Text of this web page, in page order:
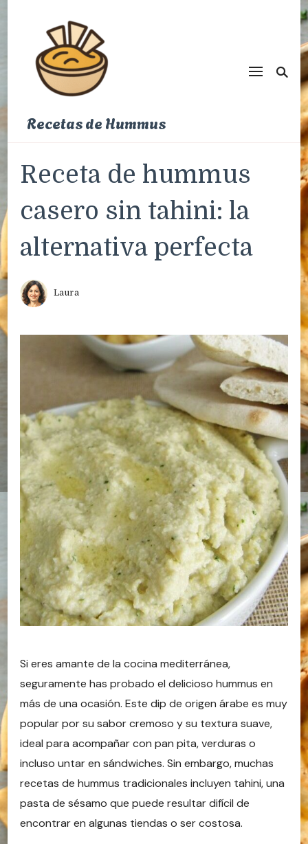
Recetas de Hummus
Receta de hummus
casero sin tahini: la
alternativa perfecta
Laura
Si eres amante de la cocina mediterránea,
seguramente has probado el delicioso hummus en
más de una ocasión. Este dip de origen árabe es muy
popular por su sabor cremoso y su textura suave,
ideal para acompañar con pan pita, verduras o
incluso untar en sándwiches. Sin embargo, muchas
recetas de hummus tradicionales incluyen tahini, una
pasta de sésamo que puede resultar difícil de
encontrar en algunas tiendas o ser costosa.